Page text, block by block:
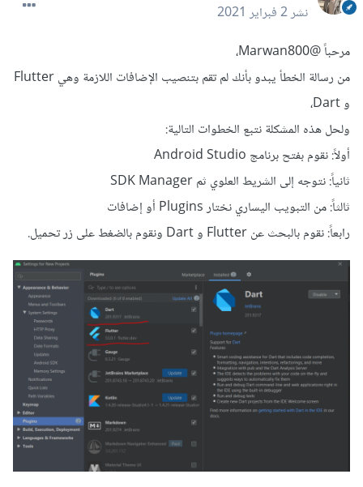
نشر2 فبراير 2021
مرحباً@Marwan800
،
من رسالة الخطأ يبدو بأنك لم تقم بتنصيب الإضافات اللازمة وهي Flutter
و Dart،
ولحل هذه المشكلة نتبع الخطوات التالية:
أولاً: نقوم بفتح برنامج Android Studio
ثانياً: نتوجه إلى الشريط العلوي ثم SDK Manager
ثالثاً: من التبويب اليساري نختار Plugins أو إضافات
رابعاً: نقوم بالبحث عن Flutter و Dart ونقوم بالضغط على زر تحميل.